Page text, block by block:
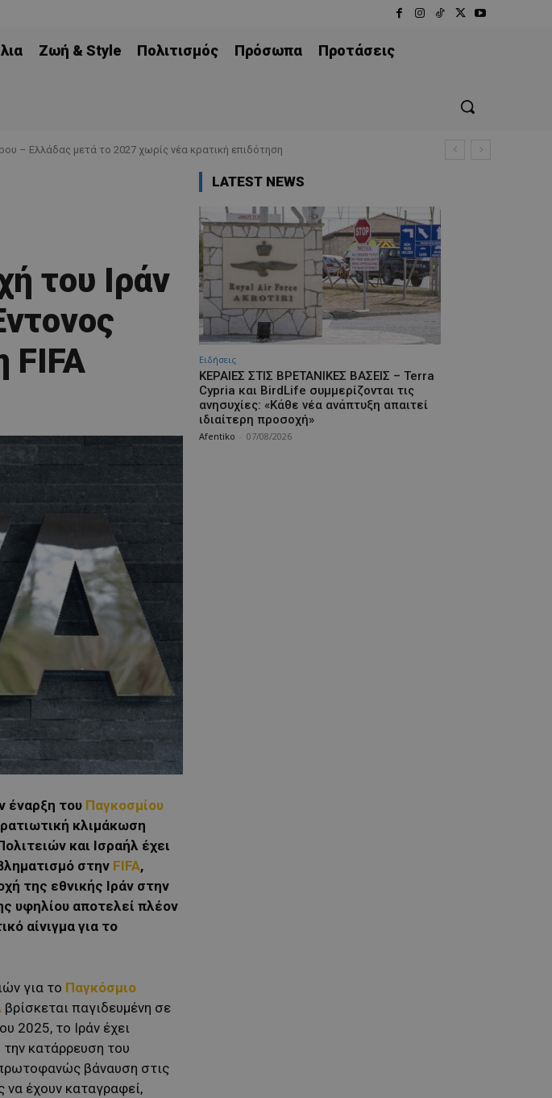
Ζωή & Style Πολιτισμός Πρόσωπα
Προτάσεις
– Ελλάδας μετά το 2027 χωρίς νέα κρατική επιδότηση
του Ιράν
FIFA
έναρξη του Παγκοσμίου
κλιμάκωση
και Ισραήλ έχει
στην FIFA,
της εθνικής Ιράν στην
υφηλίου αποτελεί πλέον
αίνιγμα για το
για το Παγκόσμιο
βρίσκεται παγιδευμένη σε
2025, το Ιράν έχει
κατάρρευση του
βάναυση στις
να έχουν καταγραφεί,
LATEST NEWS
Ειδήσεις
ΚΕΡΑΙΕΣ ΣΤΙΣ ΒΡΕΤΑΝΙΚΕΣ ΒΑΣΕΙΣ – Terra
Cypria και BirdLife συμμερίζονται τις
ανησυχίες: «Κάθε νέα ανάπτυξη απαιτεί
ιδιαίτερη προσοχή»
Afentiko 07/08/2026